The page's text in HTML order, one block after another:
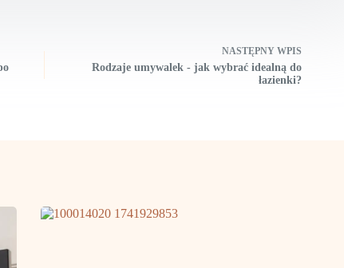
NASTĘPNY WPIS
Rodzaje umywalek - jak wybrać idealną do
łazienki?